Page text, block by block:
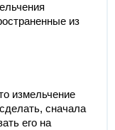
из
измельчение
сначала
его на